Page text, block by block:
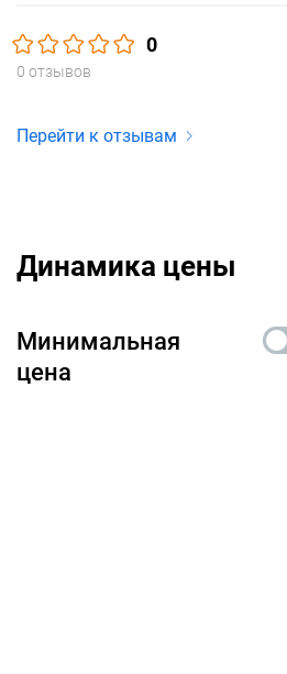
0
0 отзывов
Перейти к отзывам
Динамика цены
Минимальная
цена